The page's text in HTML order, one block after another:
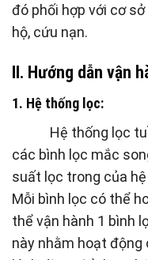
đó phối hợp với cơ
hộ, cứu nạn.
II. Hướng dẫn vận
1. Hệ thống lọc:
Hệ thống lọc
các bình lọc mắc
suất lọc trong của
Mỗi bình lọc có thể
thể vận hành 1 bình
này nhằm hoạt động